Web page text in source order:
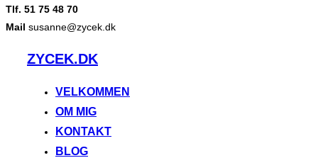
Tlf. 51 75 48 70
Mail susanne@zycek.dk
VidereZYCEK.DK
VELKOMMEN
OM MIG
KONTAKT
BLOG